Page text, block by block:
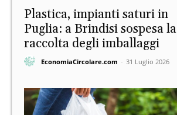
Plastica, impianti saturi in
Puglia: a Brindisi sospesa la
raccolta degli imballaggi
EconomiaCircolare.com - 31 Luglio 2026